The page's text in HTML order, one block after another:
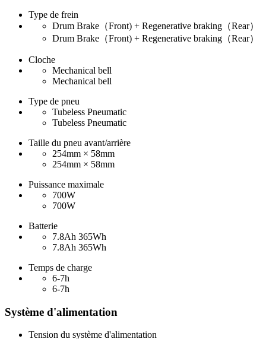
Type de frein
Drum Brake（Front) + Regenerative braking（Rear）
Drum Brake（Front) + Regenerative braking（Rear）
Cloche
Mechanical bell
Mechanical bell
Type de pneu
Tubeless Pneumatic
Tubeless Pneumatic
Taille du pneu avant/arrière
254mm × 58mm
254mm × 58mm
Puissance maximale
700W
700W
Batterie
7.8Ah 365Wh
7.8Ah 365Wh
Temps de charge
6-7h
6-7h
Système d'alimentation
Tension du système d'alimentation